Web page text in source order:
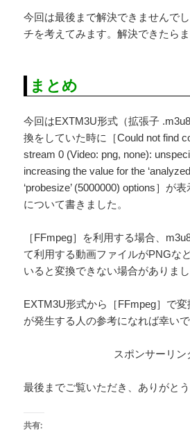
今回は最後まで解決できませんで
チを考えてみます。解決できたらま
まとめ
今回はEXTM3U形式（拡張子
換をしていた時に［Could not find
stream 0 (Video: png, none):
increasing the value for the
‘probesize’ (5000000) options］が
について書きました。
［FFmpeg］を利用する場合、
て利用する動画ファイルがPNGな
いると変換できない場合がありまし
EXTM3U形式から［FFmpeg］で
が発生する人の参考になれば幸いで
スポンサーリン
最後までご覧いただき、ありがとう
共有: